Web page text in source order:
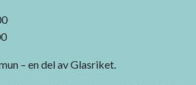
– en del av Glasriket.